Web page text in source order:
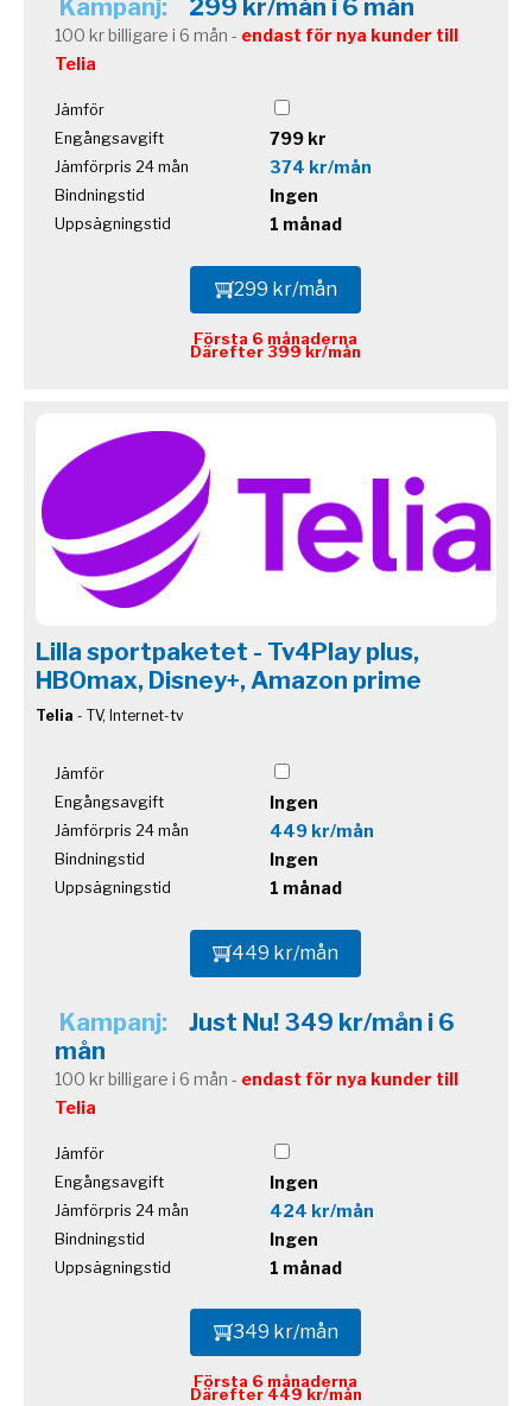
Kampanj: 299 kr/mån i 6 mån
100 kr billigare i 6 mån - endast för nya kunder till
Telia
Jämför
Engångsavgift
799 kr
Jämförpris 24 mån 374 kr/mån
Bindningstid Ingen
Uppsägningstid 1 månad
299 kr/mån
Första 6 månaderna
Därefter 399 kr/mån
Lilla sportpaketet - Tv4Play plus,
HBOmax, Disney+, Amazon prime
Telia - TV, Internet-tv
Jämför
Engångsavgift
Ingen
Jämförpris 24 mån 449 kr/mån
Bindningstid Ingen
Uppsägningstid 1 månad
449 kr/mån
Kampanj:
Just Nu! 349 kr/mån i 6
mån
100 kr billigare i 6 mån - endast för nya kunder till
Telia
Jämför
Engångsavgift
Ingen
Jämförpris 24 mån 424 kr/mån
Bindningstid Ingen
Uppsägningstid 1 månad
349 kr/mån
Första 6 månaderna
Därefter 449 kr/mån